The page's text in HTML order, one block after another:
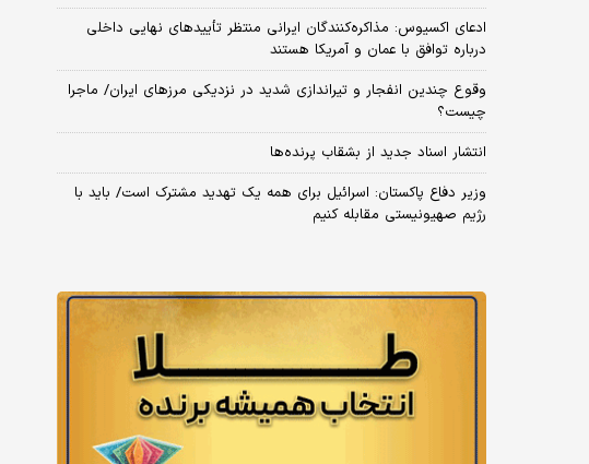
ادعای اکسیوس: مذاکره‌کنندگان ایرانی منتظر تأییدهای نهایی داخلی
درباره توافق با عمان و آمریکا هستند
وقوع چندین انفجار و تیراندازی شدید در نزدیکی مرز‌های ایران/ ماجرا
چیست؟
انتشار اسناد جدید از بشقاب پرنده‌ها
وزیر دفاع پاکستان: اسرائیل برای همه یک تهدید مشترک است/ باید با
رژیم صهیونیستی مقابله کنیم